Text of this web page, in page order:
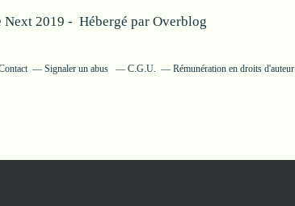
Next 2019 - Hébergé par Overblog
Signaler un abus C.G.U. Rémunération en droits d'auteur